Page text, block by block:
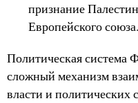
признание
Европейского союза.
Политическая система
сложный механизм
власти и политических